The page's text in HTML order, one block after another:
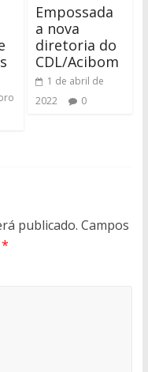
Empossada
a nova
diretoria do
CDL/Acibom
1 de abril de
2022
0
publicado. Campos
*